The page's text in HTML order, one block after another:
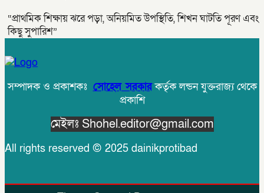
“প্রাথমিক শিক্ষায় ঝরে পড়া, অনিয়মিত উপস্থিতি, শিখন ঘাটতি পূরণ এবং
কিছু সুপারিশ”
সম্পাদক ও প্রকাশকঃ সোহেল সরকারকর্তৃক লন্ডন যুক্তরাজ্য থেকে
প্রকাশি
মেইলঃ Shohel.editor@gmail.com
All rights reserved © 2025 dainikprotibad